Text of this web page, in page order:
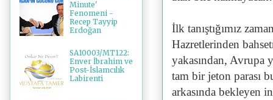
İlk tanıştığımız
Hazretlerinden
yakasından, Avrupa
tam bir jeton parası
arkasında bekleyen
Minute'
Fenomeni -
Recep Tayyip
Erdoğan
SA10003/MT122:
Enver İbrahim ve
Post-İslamcılık
Labirenti